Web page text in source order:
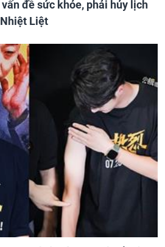
đề sức khỏe, phải hủy lịch
Liệt